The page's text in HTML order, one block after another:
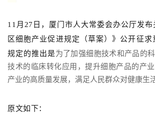
11月27日，厦门市人大常委会办公厅发
区细胞产业促进规定（草案）》公开征求
规定的推出是为了加强细胞技术和产品的
技术的 临床转化应用 ，提升细胞产品的产
产业的高质量发展，满足人民群众对健康生
原文如下：